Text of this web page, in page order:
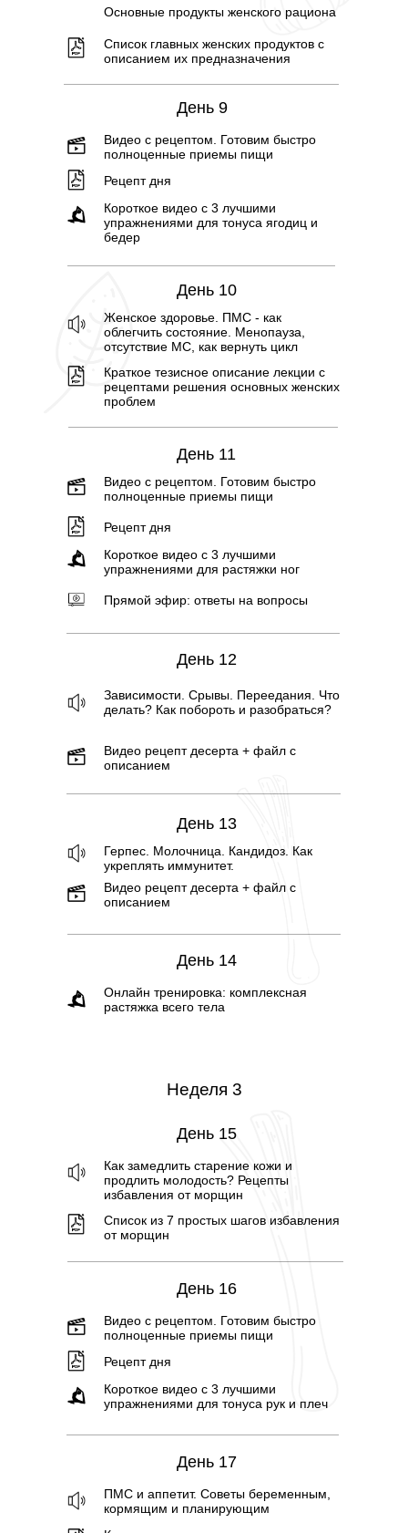
Основные продукты женского рациона
Список главных женских продуктов с
описанием их предназначения
День 9
Видео с рецептом. Готовим быстро
полноценные приемы пищи
Рецепт дня
Короткое видео с 3 лучшими
упражнениями для тонуса ягодиц и
бедер
День 10
Женское здоровье. ПМС - как
облегчить состояние. Менопауза,
отсутствие МС, как вернуть цикл
Краткое тезисное описание лекции с
рецептами решения основных женских
проблем
День 11
Видео с рецептом. Готовим быстро
полноценные приемы пищи
Рецепт дня
Короткое видео с 3 лучшими
упражнениями для растяжки ног
Прямой эфир: ответы на вопросы
День 12
Зависимости. Срывы. Переедания. Что
делать? Как побороть и разобраться?
Видео рецепт десерта + файл с
описанием
День 13
Герпес. Молочница. Кандидоз. Как
укреплять иммунитет.
Видео рецепт десерта + файл с
описанием
День 14
Онлайн тренировка: комплексная
растяжка всего тела
Неделя 3
День 15
Как замедлить старение кожи и
продлить молодость? Рецепты
избавления от морщин
Список из 7 простых шагов избавления
от морщин
День 16
Видео с рецептом. Готовим быстро
полноценные приемы пищи
Рецепт дня
Короткое видео с 3 лучшими
упражнениями для тонуса рук и плеч
День 17
ПМС и аппетит. Советы беременным,
кормящим и планирующим